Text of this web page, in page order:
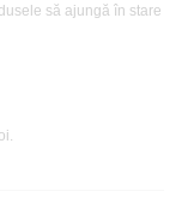
să ajungă în stare